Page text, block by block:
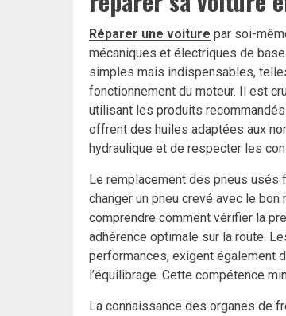
Réparer une voiture par soi-
mécaniques et électriques de
simples mais indispensables,
fonctionnement du moteur. Il est
utilisant les produits
offrent des huiles adaptées aux
hydraulique et de respecter les
Le remplacement des pneus usés
changer un pneu crevé avec le
comprendre comment vérifier la
adhérence optimale sur la route.
performances, exigent également
l’équilibrage. Cette compétence
La connaissance des organes de